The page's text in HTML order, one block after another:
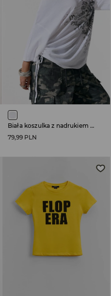
Biała koszulka z nadrukiem My hands reach for wings
79,99 PLN